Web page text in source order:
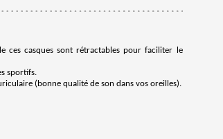
ces casques sont rétractables pour faciliter le
sportifs.
(bonne qualité de son dans vos oreilles).